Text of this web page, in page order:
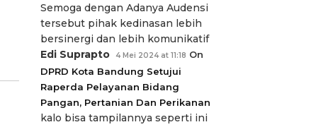
Semoga dengan Adanya Audensi
tersebut pihak kedinasan lebih
bersinergi dan lebih komunikatif
Edi Suprapto
4 Mei 2024 at 11:18 On
DPRD Kota Bandung Setujui
Raperda Pelayanan Bidang
Pangan, Pertanian Dan Perikanan
kalo bisa tampilannya seperti ini